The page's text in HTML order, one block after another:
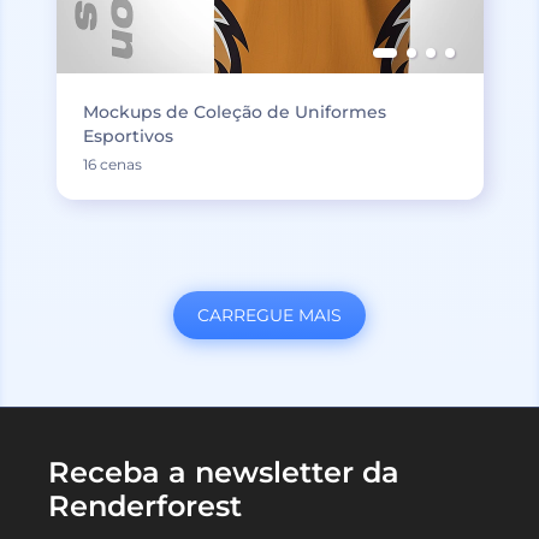
Mockups de Coleção de Uniformes
Esportivos
16 cenas
CARREGUE MAIS
Receba a newsletter da
Renderforest